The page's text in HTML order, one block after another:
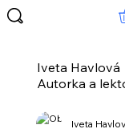
Iveta Havlová
Autorka a
Iveta